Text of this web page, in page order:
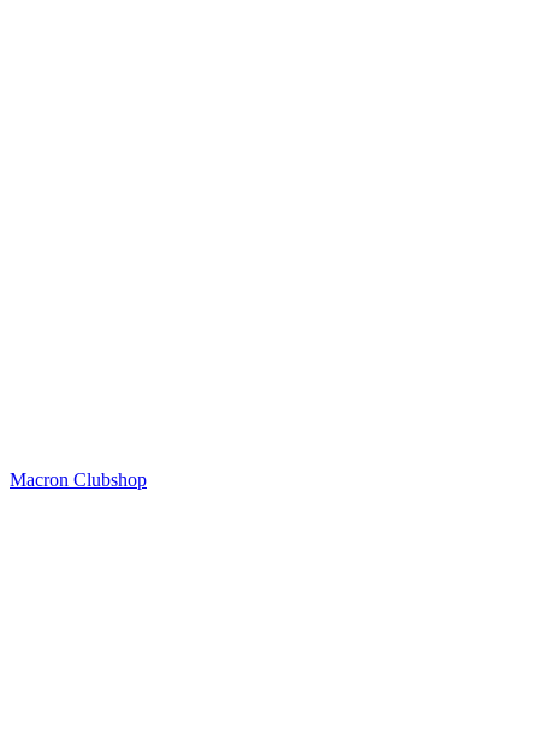
Macron Clubshop